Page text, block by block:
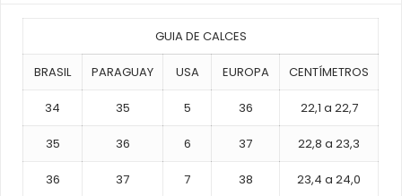
GUIA DE CALCES
BRASIL PARAGUAY USA EUROPA CENTÍMETROS
34 35 5 36 22,1 a 22,7
35 36 6 37 22,8 a 23,3
36 37 7 38 23,4 a 24,0